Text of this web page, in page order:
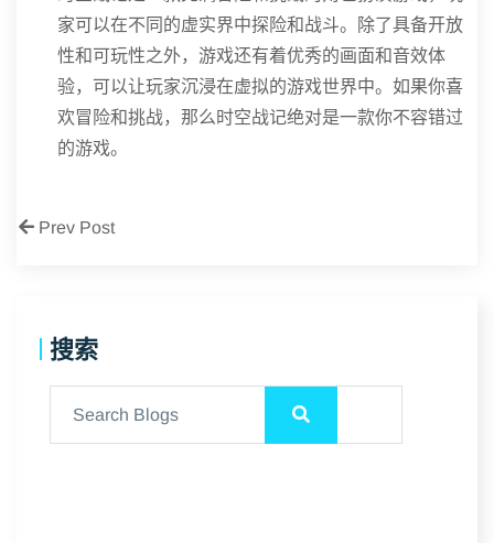
家可以在不同的虚实界中探险和战斗。除了具备开放
性和可玩性之外，游戏还有着优秀的画面和音效体
验，可以让玩家沉浸在虚拟的游戏世界中。如果你喜
欢冒险和挑战，那么时空战记绝对是一款你不容错过
的游戏。
Prev Post
搜索